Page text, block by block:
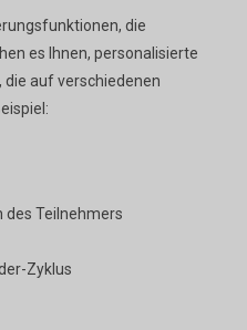
die
es Ihnen, personalisierte
auf verschiedenen
des Teilnehmers
Zyklus